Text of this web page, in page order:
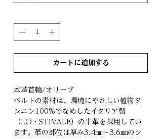
カートに追加する
本革首輪/オリーブ
ベルトの素材は、環境にやさしい植物タ
ンニン100%でなめしたイタリア製
（LO・STIVALE）の牛革を採用してい
ます。革の部位は厚み3.4㎜～3.6㎜のシ